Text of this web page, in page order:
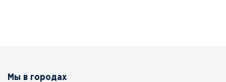
Мы в городах